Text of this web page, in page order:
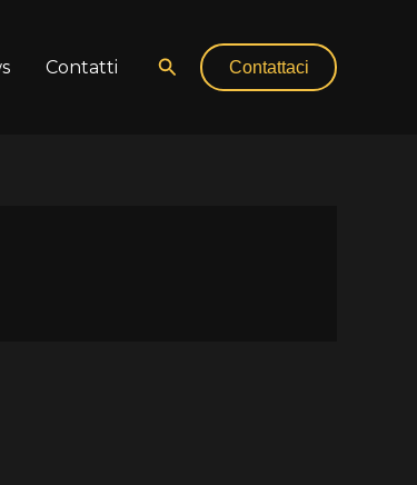
Contatti Cerca Contattaci